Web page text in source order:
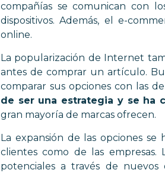
compañías se comunican con
dispositivos. Además, el e-
online.
La popularización de Internet
antes de comprar un artículo.
comparar sus opciones con las
de ser una estrategia y se ha
gran mayoría de marcas ofrecen.
La expansión de las opciones
clientes como de las empresas.
potenciales a través de